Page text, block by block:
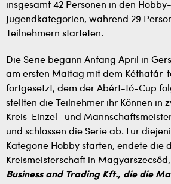
insgesamt 42 Personen in den
Jugendkategorien, während 29
Teilnehmern starteten.
Die Serie begann Anfang April in
am ersten Maitag mit dem Kéthatár-
fortgesetzt, dem der Abért-tó-Cup
stellten die Teilnehmer ihr Können in
Kreis-Einzel- und
und schlossen die Serie ab. Für
Kategorie Hobby starten, endete die
Kreismeisterschaft in
Business and Trading Kft., die die